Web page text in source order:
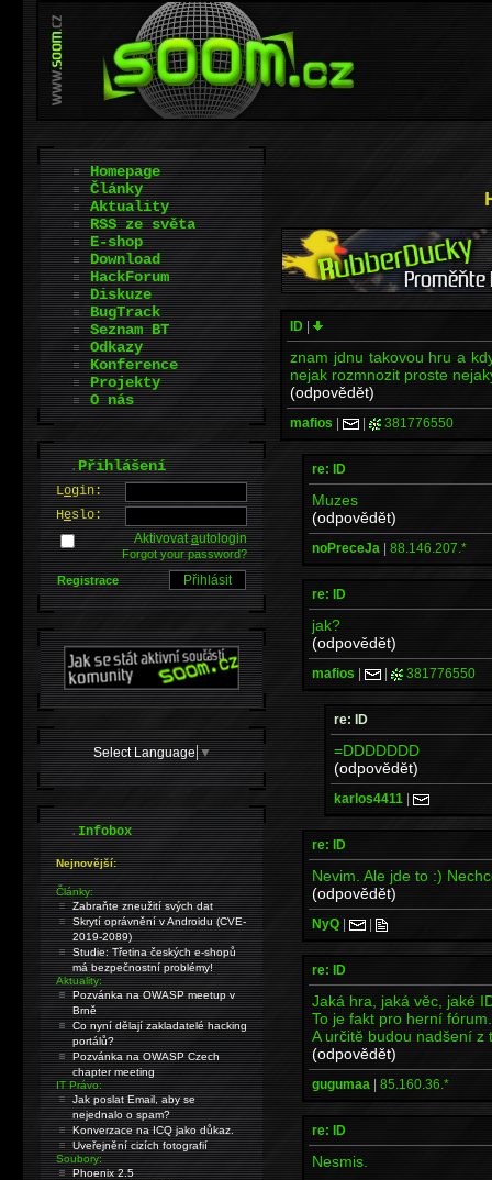
ID |
znam jdnu takovou hru a
nejak rozmnozit proste
(odpovědět)
mafios | | 381776550
re: ID
Muzes
(odpovědět)
noPreceJa | 88.146.207.*
re: ID
jak?
(odpovědět)
mafios | | 381776550
re: ID
=DDDDDDD
(odpovědět)
karlos4411 |
re: ID
Nevim. Ale jde to :)
(odpovědět)
NyQ | |
re: ID
Jaká hra, jaká věc, jaké
To je fakt pro herní fórum.
A určitě budou nadšení z
(odpovědět)
gugumaa | 85.160.36.*
re: ID
Nesmis.
Homepage
Články
Aktuality
RSS ze světa
E-shop
Download
HackForum
Diskuze
BugTrack
Seznam BT
Odkazy
Konference
Projekty
O nás
.Přihlášení
Login:
Heslo:
Aktivovatautologin
Forgot your password?
Registrace
Select Language ▼
.Infobox
Nejnovější:
Články:
Zabraňte zneužití svých dat
Skrytí oprávnění v Androidu (CVE-
2019-2089)
Studie: Třetina českých e-shopů
má bezpečnostní problémy!
Aktuality:
Pozvánka na OWASP meetup v
Brně
Co nyní dělají zakladatelé hacking
portálů?
Pozvánka na OWASP Czech
chapter meeting
IT Právo:
Jak poslat Email, aby se
nejednalo o spam?
Konverzace na ICQ jako důkaz.
Uveřejnění cizích fotografií
Soubory:
Phoenix 2.5